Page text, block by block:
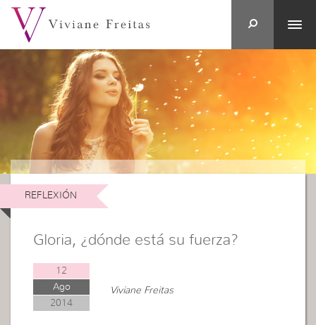
REFLEXIÓN
Gloria, ¿dónde está su fuerza?
12
Ago
2014
Viviane Freitas